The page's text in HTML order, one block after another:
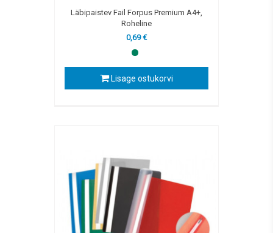
Läbipaistev Fail Forpus Premium A4+,
Roheline
0,69 €
Lisage ostukorvi